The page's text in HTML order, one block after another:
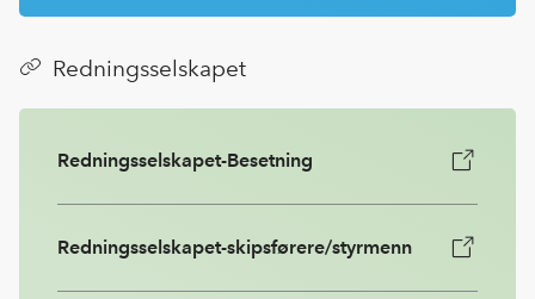
Redningsselskapet
Redningsselskapet-Besetning
Redningsselskapet-skipsførere/styrmenn